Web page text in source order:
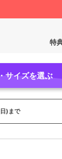
特
サイズを選ぶ
)まで